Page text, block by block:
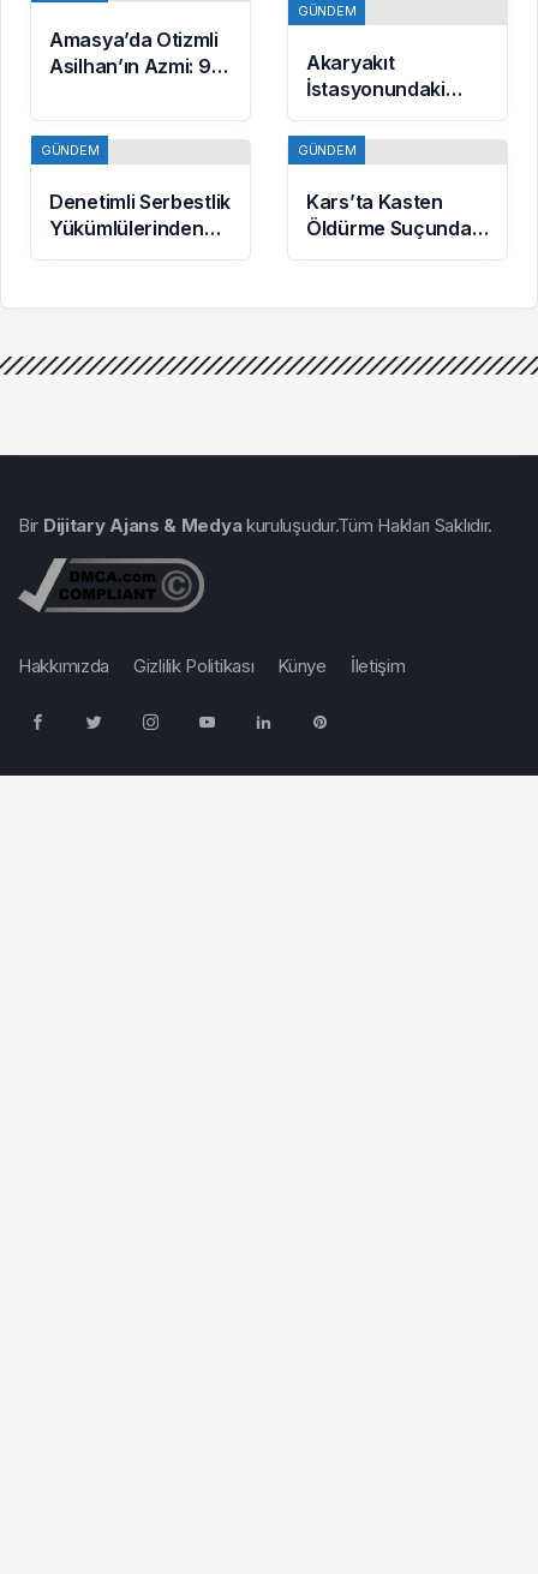
Amasya’da Otizmli
Asilhan’ın Azmi: 9
Kerim Okumayı
Öğrendi
GÜNDEM
Akaryakıt
İstasyonundaki
Lastik
Tamirhanesinde
Yangın Çıktı
GÜNDEM
Denetimli Serbestlik
Yükümlülerinden
Okula Temizlik
GÜNDEM
Kars’ta Kasten
Öldürme Suçundan
Aranan Hükümlü
Operasyonuyla
Bir Dijitary Ajans & Medyakuruluşudur.Tüm Hakları Saklıdır.
Hakkımızda Gizlilik Politikası Künye İletişim